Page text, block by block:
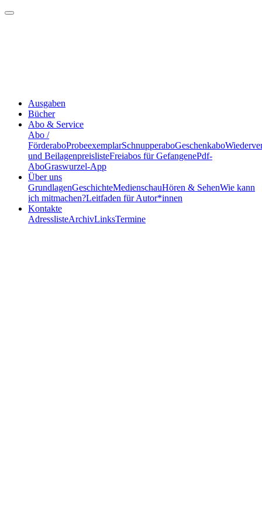
Ausgaben
Bücher
Abo & Service
Abo /
FörderaboProbeexemplarSchnupperaboGeschenkabo
und BeilagenpreislisteFreiabos für GefangenePdf-
AboGraswurzel-App
Über uns
GrundlagenGeschichteMedienschauHören & SehenWie kann
ich mitmachen?Leitfaden für Autor*innen
Kontakte
AdresslisteArchivLinksTermine